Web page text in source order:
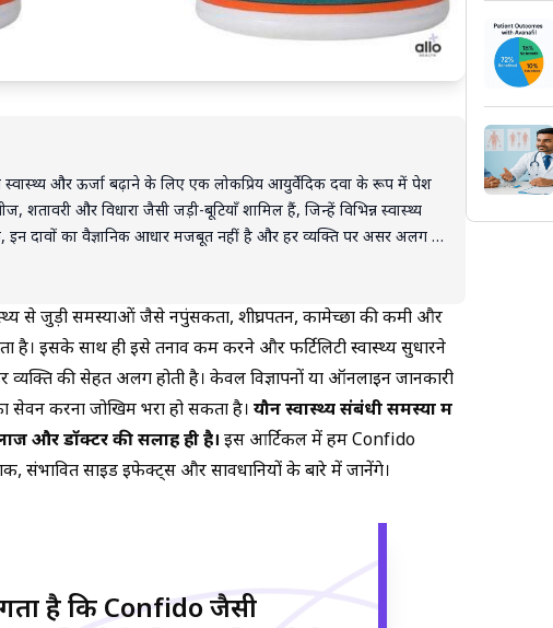
और ऊर्जा बढ़ाने के लिए एक लोकप्रिय आयुर्वेदिक दवा के रूप में पेश
शतावरी और विधारा जैसी जड़ी-बूटियाँ शामिल हैं, जिन्हें विभिन्न स्वास्थ्य
इन दावों का वैज्ञानिक आधार मजबूत नहीं है और हर व्यक्ति पर असर अलग हो
के सेवन करना स्वास्थ्य के लिए खतरनाक हो सकता है। पेट की गड़बड़ी,
डॉक्टर द्वारा सुझाए गए एलोपैथिक इलाज और ही हैं।
से जुड़ी समस्याओं जैसे नपुंसकता, शीघ्रपतन, कामेच्छा की कमी और
है। इसके साथ ही इसे तनाव कम करने और फर्टिलिटी स्वास्थ्य सुधारने
व्यक्ति की सेहत अलग होती है। केवल विज्ञापनों या ऑनलाइन जानकारी
करना जोखिम भरा हो सकता है। यौन स्वास्थ्य संबंधी समस्या में
और डॉक्टर की सलाह ही है। इस आर्टिकल में हम Confido
संभावित साइड इफेक्ट्स और सावधानियों के बारे में जानेंगे।
है कि Confido जैसी